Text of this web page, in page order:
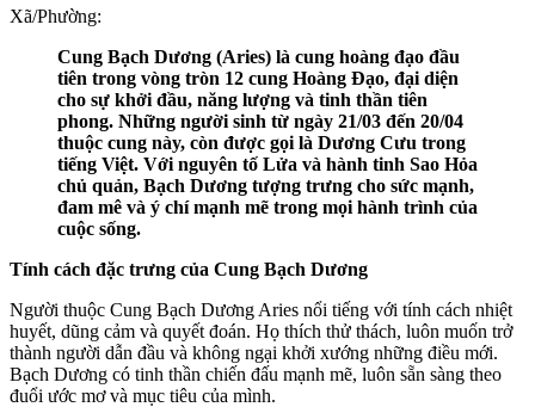
Xã/Phường:
Cung Bạch Dương (Aries) là cung hoàng đạo đầu
tiên trong vòng tròn 12 cung Hoàng Đạo, đại diện
cho sự khởi đầu, năng lượng và tinh thần tiên
phong. Những người sinh từ ngày 21/03 đến 20/04
thuộc cung này, còn được gọi là Dương Cưu trong
tiếng Việt. Với nguyên tố Lửa và hành tinh Sao Hỏa
chủ quản, Bạch Dương tượng trưng cho sức mạnh,
đam mê và ý chí mạnh mẽ trong mọi hành trình của
cuộc sống.
Tính cách đặc trưng của Cung Bạch Dương
Người thuộc Cung Bạch Dương Aries nổi tiếng với tính cách nhiệt
huyết, dũng cảm và quyết đoán. Họ thích thử thách, luôn muốn trở
thành người dẫn đầu và không ngại khởi xướng những điều mới.
Bạch Dương có tinh thần chiến đấu mạnh mẽ, luôn sẵn sàng theo
đuổi ước mơ và mục tiêu của mình.